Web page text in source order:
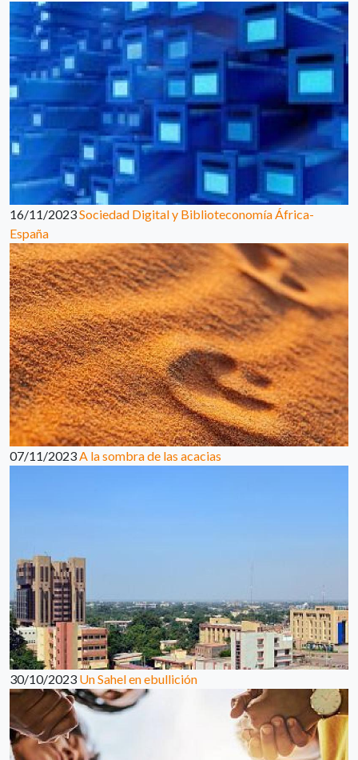
16/11/2023Sociedad Digital y Biblioteconomía África-
España
07/11/2023A la sombra de las acacias
30/10/2023 Un Sahel en ebullición